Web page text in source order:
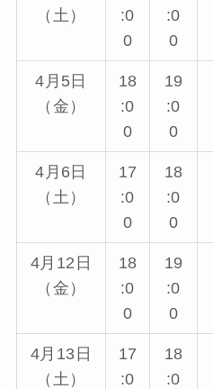
（土）
:0
0
:0
0
4月5日
（金）
18
:0
0
19
:0
0
4月6日
（土）
17
:0
0
18
:0
0
4月12日
（金）
18
:0
0
19
:0
0
4月13日
（土）
17
:0
18
:0